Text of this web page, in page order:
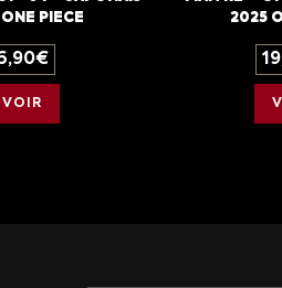
PIECE
€
VOIR
2025